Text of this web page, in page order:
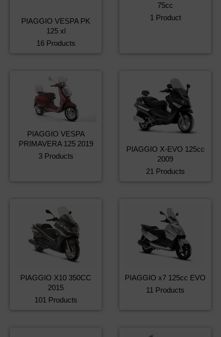
PIAGGIO VESPA PK
125 xl
16 Products
75cc
1 Product
PIAGGIO VESPA
PRIMAVERA 125 2019
3 Products
PIAGGIO X-EVO 125cc
2009
21 Products
PIAGGIO X10 350CC
2015
101 Products
PIAGGIO x7 125cc EVO
11 Products